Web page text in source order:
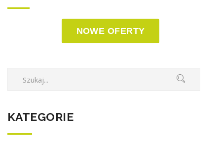
NOWE OFERTY
KATEGORIE